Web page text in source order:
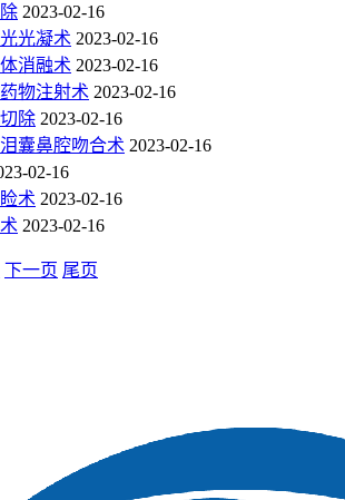
2023-02-16
光凝术 2023-02-16
消融术 2023-02-16
物注射术 2023-02-16
除 2023-02-16
囊鼻腔吻合术 2023-02-16
02-16
术 2023-02-16
2023-02-16
下一页 尾页